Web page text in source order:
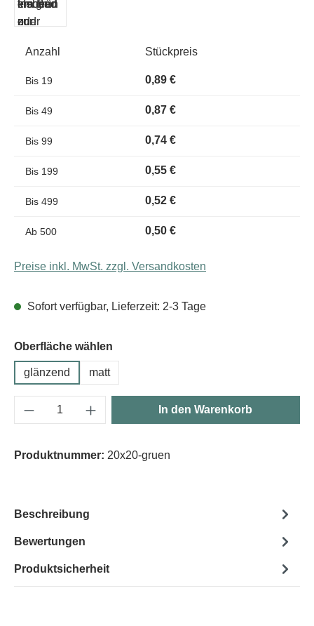
Anzahl Stückpreis
Bis 19 0,89 €
Bis 49 0,87 €
Bis 99 0,74 €
Bis 199 0,55 €
Bis 499 0,52 €
Ab 500 0,50 €
Preise inkl. MwSt. zzgl. Versandkosten
Sofort verfügbar, Lieferzeit: 2-3 Tage
Oberfläche wählen
glänzend matt
Produkt Anzahl: Gib den gewünschten
In den Warenkorb
Produktnummer: 20x20-gruen
Beschreibung
Bewertungen
Produktsicherheit